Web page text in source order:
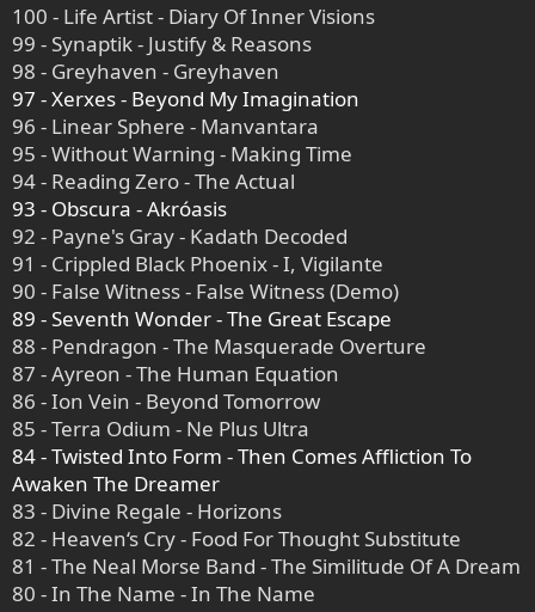
100 - Life Artist - Diary Of Inner Visions
99 - Synaptik - Justify & Reasons
98 - Greyhaven - Greyhaven
97 - Xerxes - Beyond My Imagination
96 - Linear Sphere - Manvantara
95 - Without Warning - Making Time
94 - Reading Zero - The Actual
93 - Obscura - Akróasis
92 - Payne's Gray - Kadath Decoded
91 - Crippled Black Phoenix - I, Vigilante
90 - False Witness - False Witness (Demo)
89 - Seventh Wonder - The Great Escape
88 - Pendragon - The Masquerade Overture
87 - Ayreon - The Human Equation
86 - Ion Vein - Beyond Tomorrow
85 - Terra Odium - Ne Plus Ultra
84 - Twisted Into Form - Then Comes Affliction To
Awaken The Dreamer
83 - Divine Regale - Horizons
82 - Heaven‘s Cry - Food For Thought Substitute
81 - The Neal Morse Band - The Similitude Of A Dream
80 - In The Name - In The Name